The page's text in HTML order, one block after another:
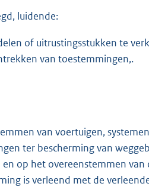
luidende:
of uitrustingsstukken te
van toestemmingen,.
van voertuigen,
ter bescherming van
op het overeenstemmen van
is verleend met de